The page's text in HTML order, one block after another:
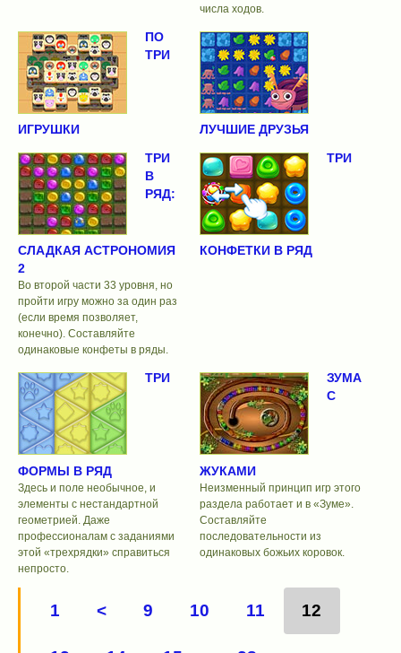
числа ходов.
ПО
ТРИ
ИГРУШКИ
ЛУЧШИЕ ДРУЗЬЯ
ТРИ
В
РЯД:
СЛАДКАЯ АСТРОНОМИЯ
2
Во второй части 33 уровня, но
пройти игру можно за один раз
(если время позволяет,
конечно). Составляйте
одинаковые конфеты в ряды.
ТРИ
КОНФЕТКИ В РЯД
ТРИ
ФОРМЫ В РЯД
Здесь и поле необычное, и
элементы с нестандартной
геометрией. Даже
профессионалам с заданиями
этой «трехрядки» справиться
непросто.
ЗУМА
С
ЖУКАМИ
Неизменный принцип игр этого
раздела работает и в «Зуме».
Составляйте
последовательности из
одинаковых божьих коровок.
1 < 9 10 11 12